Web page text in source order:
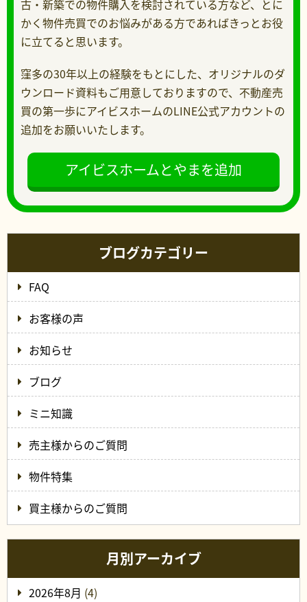
古・新築での物件購入を検討されている方など、とに
かく物件売買でのお悩みがある方であればきっとお役
に立てると思います。
窪多の30年以上の経験をもとにした、オリジナルのダ
ウンロード資料もご用意しておりますので、不動産売
買の第一歩にアイビスホームのLINE公式アカウントの
追加をお願いいたします。
アイビスホームとやまを追加
ブログカテゴリー
FAQ
お客様の声
お知らせ
ブログ
ミニ知識
売主様からのご質問
物件特集
買主様からのご質問
月別アーカイブ
2026年8月 (4)